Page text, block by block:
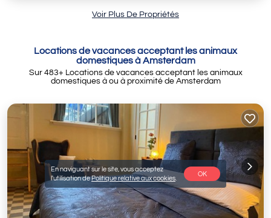
Voir Plus De Propriétés
Locations de vacances acceptant les animaux
domestiques à Amsterdam
Sur 483+ Locations de vacances acceptant les animaux
domestiques à ou à proximité de Amsterdam
En naviguant sur le site, vous acceptez
l'utilisation dePolitique relative aux cookies
OK